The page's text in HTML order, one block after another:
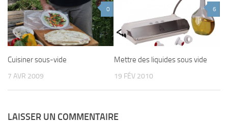
0
Cuisiner sous-vide
7 AVR 2009
6
Mettre des liquides sous vide
19 FÉV 2010
LAISSER UN COMMENTAIRE